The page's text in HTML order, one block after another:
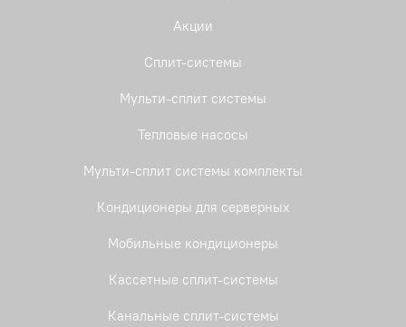
Акции
Сплит-системы
Мульти-сплит системы
Тепловые насосы
Мульти-сплит системы комплекты
Кондиционеры для серверных
Мобильные кондиционеры
Кассетные сплит-системы
Канальные сплит-системы